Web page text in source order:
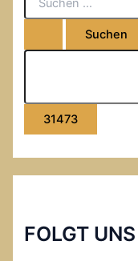
FOLGT UNS